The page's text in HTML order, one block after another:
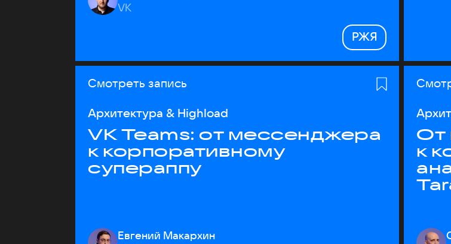
VK
РЖЯ
Смотреть запись
Архитектура & Highload
VK Teams: от мессенджера
к корпоративному
супераппу
Евгений Макархин
От
к